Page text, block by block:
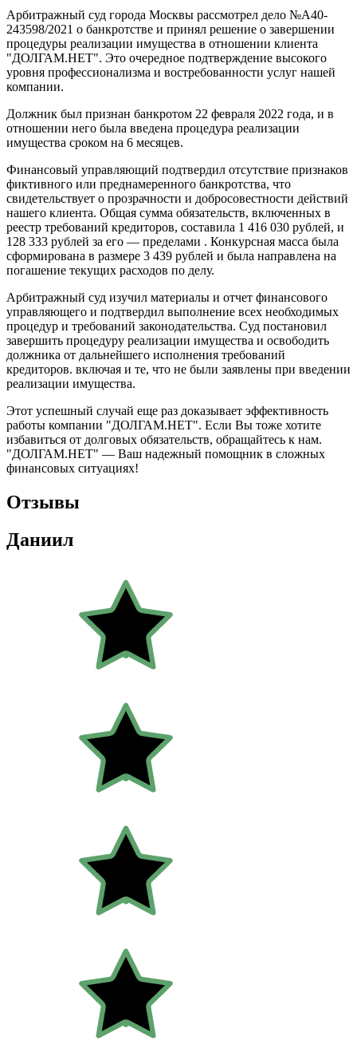
Арбитражный суд города Москвы рассмотрел дело №А40-
243598/2021 о банкротстве и принял решение о завершении
процедуры реализации имущества в отношении клиента
"ДОЛГАМ.НЕТ". Это очередное подтверждение высокого
уровня профессионализма и востребованности услуг нашей
компании.
Должник был признан банкротом 22 февраля 2022 года, и в
отношении него была введена процедура реализации
имущества сроком на 6 месяцев.
Финансовый управляющий подтвердил отсутствие признаков
фиктивного или преднамеренного банкротства, что
свидетельствует о прозрачности и добросовестности действий
нашего клиента. Общая сумма обязательств, включенных в
реестр требований кредиторов, составила 1 416 030 рублей, и
128 333 рублей за его — пределами . Конкурсная масса была
сформирована в размере 3 439 рублей и была направлена на
погашение текущих расходов по делу.
Арбитражный суд изучил материалы и отчет финансового
управляющего и подтвердил выполнение всех необходимых
процедур и требований законодательства. Суд постановил
завершить процедуру реализации имущества и освободить
должника от дальнейшего исполнения требований
кредиторов. включая и те, что не были заявлены при введении
реализации имущества.
Этот успешный случай еще раз доказывает эффективность
работы компании "ДОЛГАМ.НЕТ". Если Вы тоже хотите
избавиться от долговых обязательств, обращайтесь к нам.
"ДОЛГАМ.НЕТ" — Ваш надежный помощник в сложных
финансовых ситуациях!
Отзывы
Даниил